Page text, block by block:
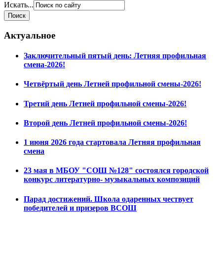
Искать...
Актуальное
Заключительный пятый день: Летняя профильная
смена-2026!
Четвёртый день Летней профильной смены-2026!
Третий день Летней профильной смены-2026!
Второй день Летней профильной смены-2026!
1 июня 2026 года стартовала Летняя профильная
смена
23 мая в МБОУ "СОШ №128" состоялся городской
конкурс литературно- музыкальных композиций
Парад достижений. Школа одаренных чествует
победителей и призеров ВСОШ